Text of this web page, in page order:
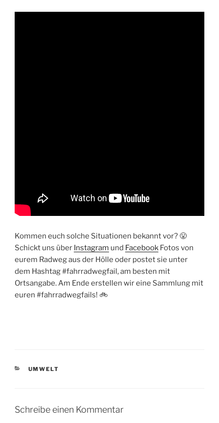
Kommen euch solche Situationen bekannt vor? 😤
Schickt uns über Instagram und Facebook Fotos von
eurem Radweg aus der Hölle oder postet sie unter
dem Hashtag #fahrradwegfail, am besten mit
Ortsangabe. Am Ende erstellen wir eine Sammlung mit
euren #fahrradwegfails! 🚲
KATEGORIEN
UMWELT
Schreibe einen Kommentar